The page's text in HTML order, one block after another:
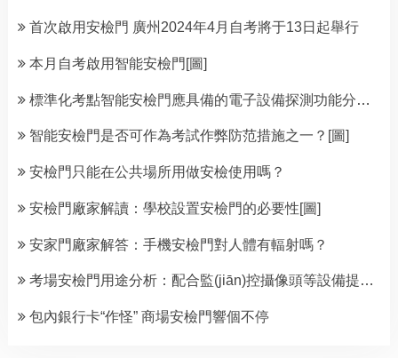
首次啟用安檢門 廣州2024年4月自考將于13日起舉行
本月自考啟用智能安檢門[圖]
標準化考點智能安檢門應具備的電子設備探測功能分析[圖]
智能安檢門是否可作為考試作弊防范措施之一？[圖]
安檢門只能在公共場所用做安檢使用嗎？
安檢門廠家解讀：學校設置安檢門的必要性[圖]
安家門廠家解答：手機安檢門對人體有輻射嗎？
考場安檢門用途分析：配合監(jiān)控攝像頭等設備提升考場安檢能力
包內銀行卡“作怪” 商場安檢門響個不停